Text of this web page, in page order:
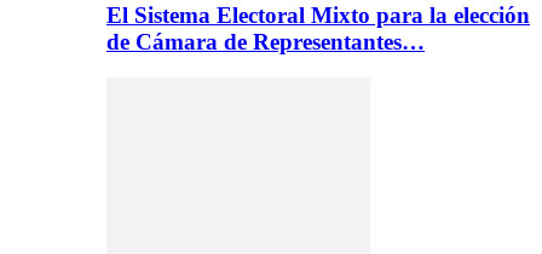
El Sistema Electoral Mixto para la elección
de Cámara de Representantes…